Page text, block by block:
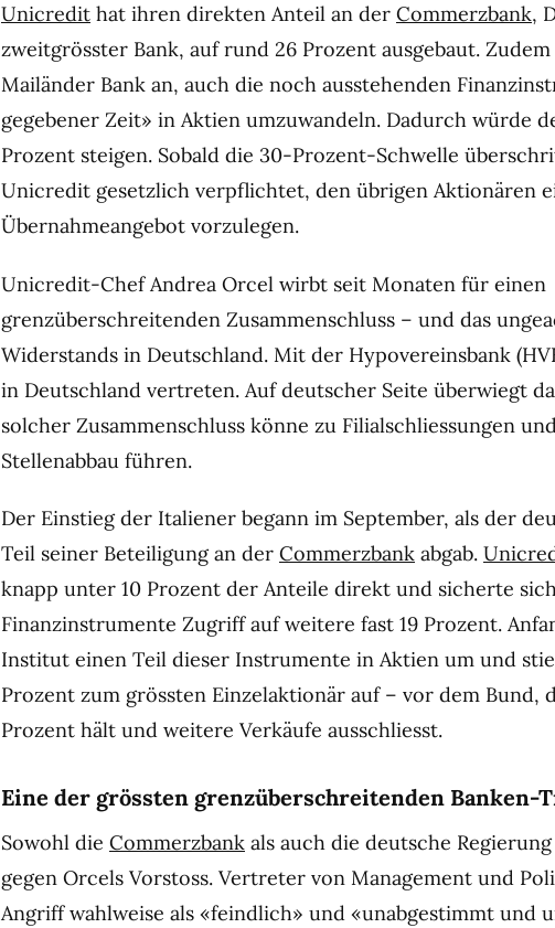
Unicredit hat ihren direkten Anteil an der Commerzbank,
zweitgrösster Bank, auf rund 26 Prozent ausgebaut.
Mailänder Bank an, auch die noch ausstehenden
gegebener Zeit» in Aktien umzuwandeln. Dadurch würde
Prozent steigen. Sobald die 30-Prozent-Schwelle
Unicredit gesetzlich verpflichtet, den übrigen Aktionären
Übernahmeangebot vorzulegen.
Unicredit-Chef Andrea Orcel wirbt seit Monaten für einen
grenzüberschreitenden Zusammenschluss – und das
Widerstands in Deutschland. Mit der Hypovereinsbank
in Deutschland vertreten. Auf deutscher Seite überwiegt
solcher Zusammenschluss könne zu Filialschliessungen
Stellenabbau führen.
Der Einstieg der Italiener begann im September, als der
Teil seiner Beteiligung an der Commerzbank abgab.
knapp unter 10 Prozent der Anteile direkt und sicherte
Finanzinstrumente Zugriff auf weitere fast 19 Prozent.
Institut einen Teil dieser Instrumente in Aktien um und
Prozent zum grössten Einzelaktionär auf – vor dem Bund,
Prozent hält und weitere Verkäufe ausschliesst.
Eine der grössten grenzüberschreitenden Banken-
Sowohl die Commerzbank als auch die deutsche
gegen Orcels Vorstoss. Vertreter von Management und
Angriff wahlweise als «feindlich» und «unabgestimmt und